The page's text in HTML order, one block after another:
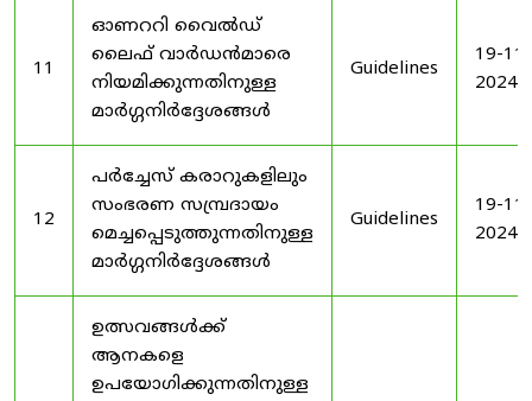
11
ഓണററി വൈൽഡ്
ലൈഫ് വാർഡൻമാരെ
നിയമിക്കുന്നതിനുള്ള
മാർഗ്ഗനിർദ്ദേശങ്ങൾ
Guidelines
19-11-
2024
12
പർച്ചേസ് കരാറുകളിലും
സംഭരണ ​​സമ്പ്രദായം
മെച്ചപ്പെടുത്തുന്നതിനുള്ള
മാർഗ്ഗനിർദ്ദേശങ്ങൾ
Guidelines
19-11-
2024
ഉത്സവങ്ങൾക്ക്
ആനകളെ
ഉപയോഗിക്കുന്നതിനുള്ള